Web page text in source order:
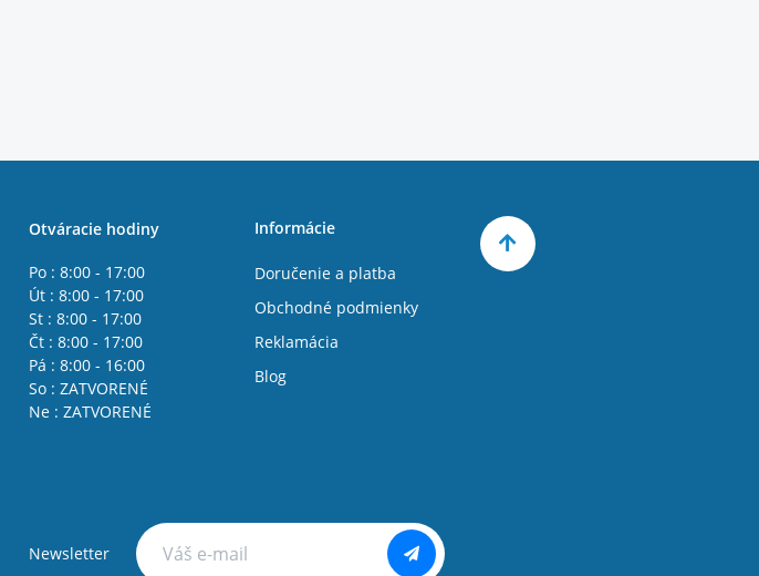
Otváracie hodiny
Po : 8:00 - 17:00
Út : 8:00 - 17:00
St : 8:00 - 17:00
Čt : 8:00 - 17:00
Pá : 8:00 - 16:00
So : ZATVORENÉ
Ne : ZATVORENÉ
Informácie
Doručenie a platba
Obchodné podmienky
Reklamácia
Blog
Newsletter